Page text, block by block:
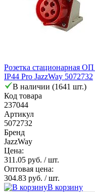
Розетка стационарная
IP44 Pro JazzWay 5072732
В наличии (1641 шт.)
Код товара
237044
Артикул
5072732
Бренд
JazzWay
Цена:
311.05 руб. / шт.
Оптовая цена:
304.83 руб. / шт.
В корзину